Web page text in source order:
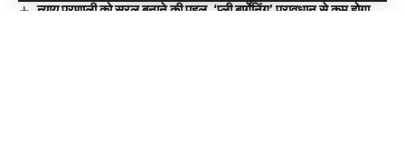
न्याय प्रणाली को सरल बनाने की पहल, ‘प्ली बार्गेनिंग’ प्रावधान से कम होगा